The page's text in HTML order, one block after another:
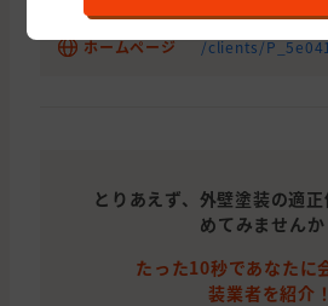
ホームページ /clients/
とりあえず、外壁塗装の適
めてみませんか
たった10秒であなたに
装業者を紹介！